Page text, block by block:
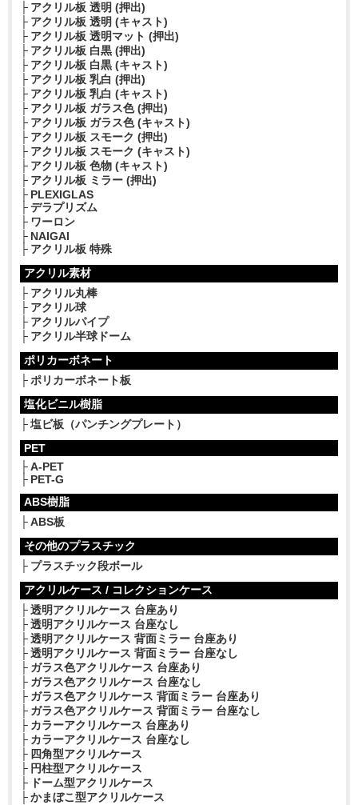
アクリル板 透明 (押出)
アクリル板 透明 (キャスト)
アクリル板 透明マット (押出)
アクリル板 白黒 (押出)
アクリル板 白黒 (キャスト)
アクリル板 乳白 (押出)
アクリル板 乳白 (キャスト)
アクリル板 ガラス色 (押出)
アクリル板 ガラス色 (キャスト)
アクリル板 スモーク (押出)
アクリル板 スモーク (キャスト)
アクリル板 色物 (キャスト)
アクリル板 ミラー (押出)
PLEXIGLAS
デラプリズム
ワーロン
NAIGAI
アクリル板 特殊
アクリル素材
アクリル丸棒
アクリル球
アクリルパイプ
アクリル半球ドーム
ポリカーボネート
ポリカーボネート板
塩化ビニル樹脂
塩ビ板（パンチングプレート）
PET
A-PET
PET-G
ABS樹脂
ABS板
その他のプラスチック
プラスチック段ボール
アクリルケース / コレクションケース
透明アクリルケース 台座あり
透明アクリルケース 台座なし
透明アクリルケース 背面ミラー 台座あり
透明アクリルケース 背面ミラー 台座なし
ガラス色アクリルケース 台座あり
ガラス色アクリルケース 台座なし
ガラス色アクリルケース 背面ミラー 台座あり
ガラス色アクリルケース 背面ミラー 台座なし
カラーアクリルケース 台座あり
カラーアクリルケース 台座なし
四角型アクリルケース
円柱型アクリルケース
ドーム型アクリルケース
かまぼこ型アクリルケース